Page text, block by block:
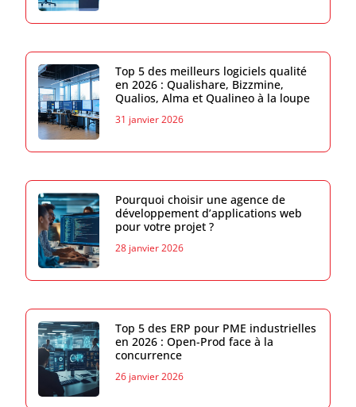
Top 5 des meilleurs logiciels qualité
en 2026 : Qualishare, Bizzmine,
Qualios, Alma et Qualineo à la loupe
31 janvier 2026
Pourquoi choisir une agence de
développement d’applications web
pour votre projet ?
28 janvier 2026
Top 5 des ERP pour PME industrielles
en 2026 : Open-Prod face à la
concurrence
26 janvier 2026